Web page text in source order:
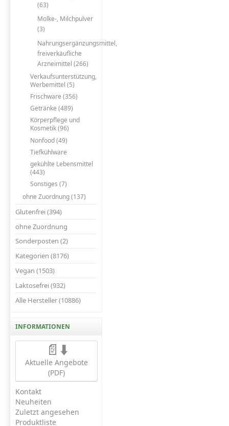
(63)
Molke-, Milchpulver
(3)
Nahrungsergänzungsmittel,
freiverkäufliche
Arzneimittel (266)
Verkaufsunterstützung,
Werbemittel (5)
Frischware (356)
Getränke (489)
Körperpflege und
Kosmetik (96)
Nonfood (49)
Tiefkühlware
gekühlte Lebensmittel
(443)
Sonstiges (7)
ohne Zuordnung (137)
Glutenfrei (394)
ohne Zuordnung
Sonderposten (2)
Kategorien (8176)
Vegan (1503)
Laktosefrei (932)
Alle Hersteller (10886)
INFORMATIONEN
📄⬇️
Aktuelle Angebote
(PDF)
Kontakt
Neuheiten
Zuletzt angesehen
Produktliste